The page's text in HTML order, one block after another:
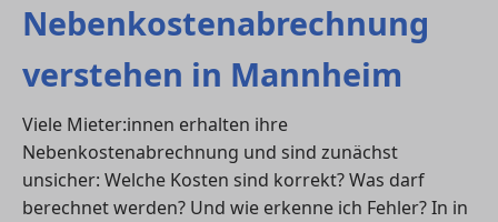
Nebenkostenabrechnung
verstehen in Mannheim
Viele Mieter:innen erhalten ihre
Nebenkostenabrechnung und sind zunächst
unsicher: Welche Kosten sind korrekt? Was darf
berechnet werden? Und wie erkenne ich Fehler? In in